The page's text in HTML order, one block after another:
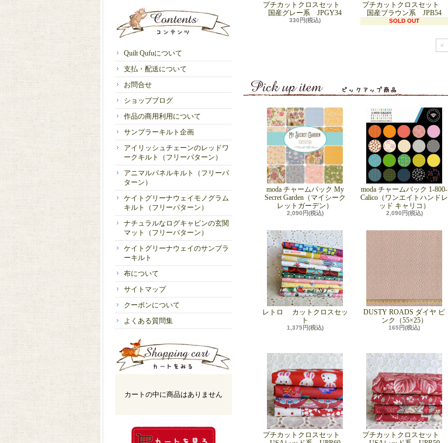
Quilt Qufuについて
支払・配送について
お問合せ
ショップブログ
作品の商用利用について
サンプラーキルト企画
アイリッシュチェーンのレッドワ
ークキルト（フリーパターン）
アニマルパネルキルト（フリーパ
ターン）
ケイトグリーナウェイモノグラム
キルト（フリーパターン）
ナチュラルなログキャビンの玄関
マット（フリーパターン）
ケイトグリーナウェイのサンプラ
ーキルト
布について
サイトマップ
クーポンについて
よくある質問集
カートの中に商品はありません
プチカットクロスセット
国産グレー系 JPGY34
330円(税込)
プチカットクロスセット
国産ブラウン系 JPB54
SOLD OUT
<
moda チャームパック My
Secret Garden（マイシーク
レットガーデン）
2,090円(税込)
moda チャームパック 1-800-
Calico（ワンエイトハンドレ
ッド キャリコ）
2,090円(税込)
レトロ カットクロスセッ
ト
1,375円(税込)
DUSTY ROADS ダイヤ ピ
ンク（55×25）
165円(税込)
プチカットクロスセット
プチカットクロスセット